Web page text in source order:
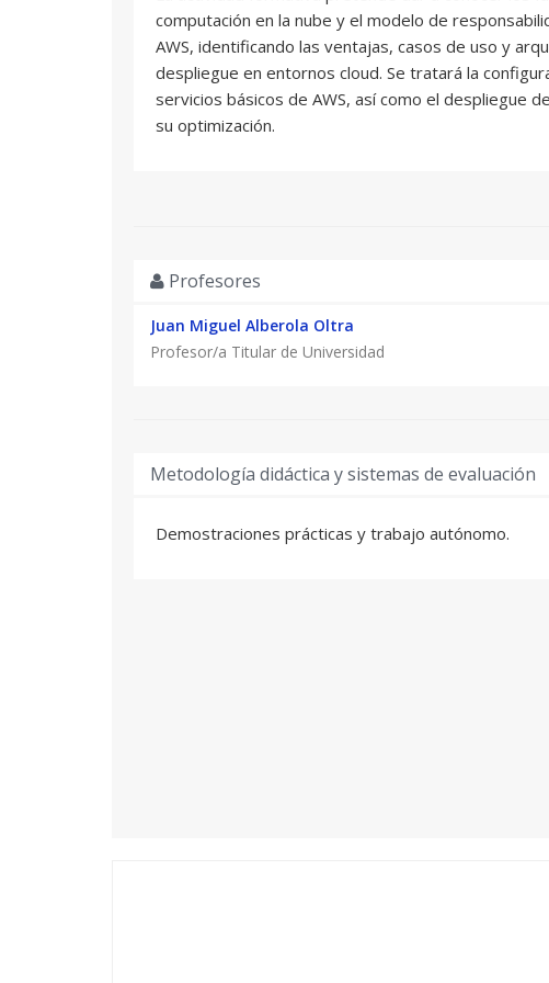
computación en la nube y el modelo de
AWS, identificando las ventajas, casos de uso y
despliegue en entornos cloud. Se tratará la
servicios básicos de AWS, así como el despliegue
su optimización.
Profesores
Juan Miguel Alberola Oltra
Profesor/a Titular de Universidad
Metodología didáctica y sistemas de evaluación
Demostraciones prácticas y trabajo autónomo.